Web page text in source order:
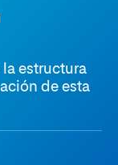
estructura
de esta